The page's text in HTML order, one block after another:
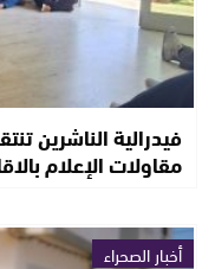
فيدرالية الناشرين
مقاولات الإعلام
أخبار الصحراء